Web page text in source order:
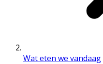
Wat eten we vandaag